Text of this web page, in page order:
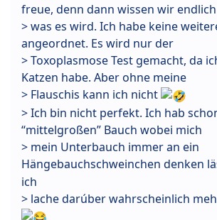
freue, denn dann wissen wir endlich
> was es wird. Ich habe keine
angeordnet. Es wird nur der
> Toxoplasmose Test gemacht, da
Katzen habe. Aber ohne meine
> Flauschis kann ich nicht
> Ich bin nicht perfekt. Ich hab
“mittelgroßen” Bauch wobei mich
> mein Unterbauch immer an ein
Hängebauchschweinchen denken
ich
> lache darúber wahrscheinlich